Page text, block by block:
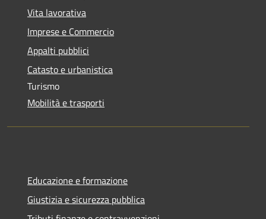
Vita lavorativa
Imprese e Commercio
Appalti pubblici
Catasto e urbanistica
Turismo
Mobilità e trasporti
Educazione e formazione
Giustizia e sicurezza pubblica